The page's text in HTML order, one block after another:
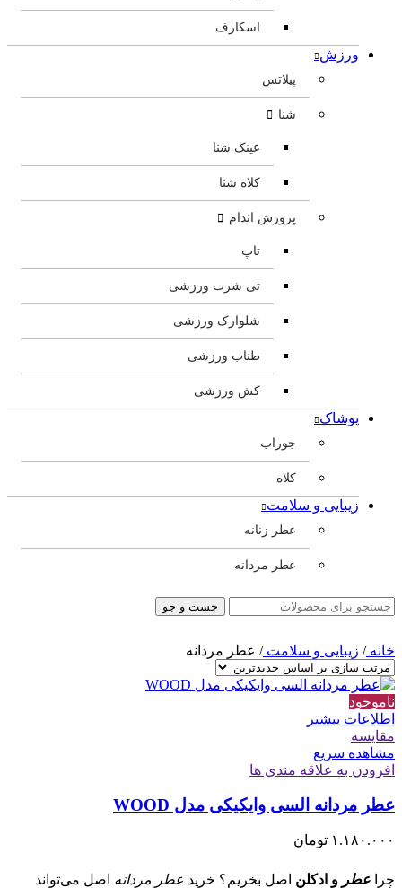
اسکارف
ورزش
پیلاتس
شنا
عینک شنا
کلاه شنا
پرورش اندام
تاپ
تی شرت ورزشی
شلوارک ورزشی
طناب ورزشی
کش ورزشی
پوشاک
جوراب
کلاه
زیبایی و سلامت
عطر زنانه
عطر مردانه
جست و جو
خانه/ زیبایی و سلامت/ عطر مردانه
ناموجود
اطلاعات بیشتر
مقایسه
مشاهده سریع
افزودن به علاقه مندی ها
عطر مردانه السی وایکیکی مدل WOOD
۱.۱۸۰.۰۰۰ تومان
چرا عطر و ادکلن اصل بخریم؟ خرید عطر مردانه اصل می‌تواند